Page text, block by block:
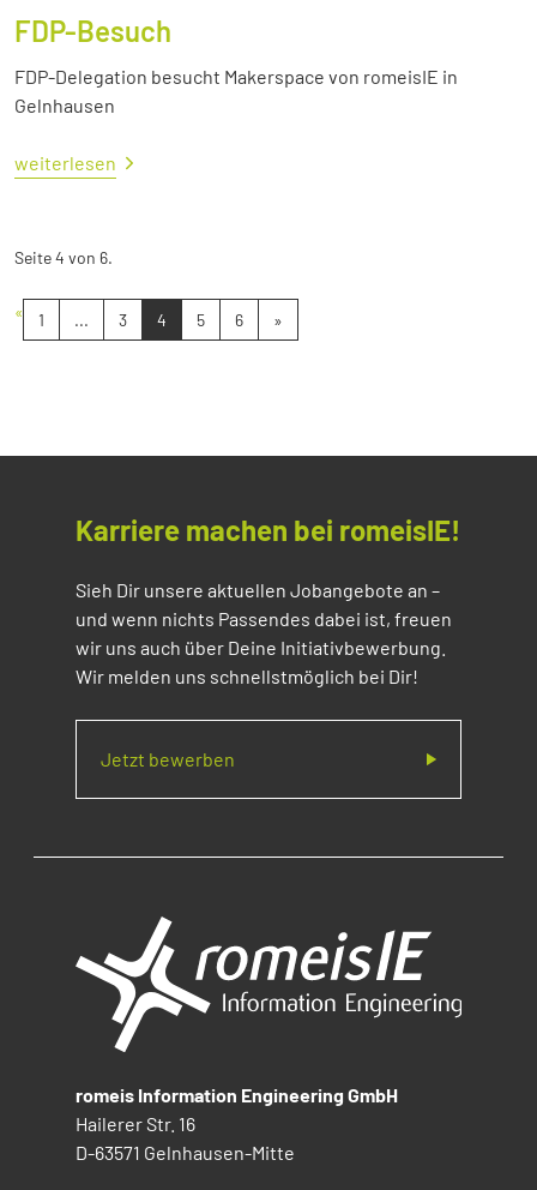
FDP-Besuch
FDP-Delegation besucht Makerspace von romeisIE in
Gelnhausen
weiterlesen
Seite 4 von 6.
« 1 ... 3 4 5 6 »
Karriere machen bei romeisIE!
Sieh Dir unsere aktuellen Jobangebote an –
und wenn nichts Passendes dabei ist, freuen
wir uns auch über Deine Initiativbewerbung.
Wir melden uns schnellstmöglich bei Dir!
Jetzt bewerben
romeis Information Engineering GmbH
Hailerer Str. 16
D-63571 Gelnhausen-Mitte